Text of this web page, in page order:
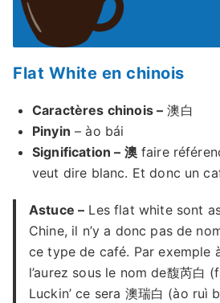
Flat White en chinois
Caractères chinois – 澳白
Pinyin – ào bái
Signification – 澳faire
veut dire blanc. Et donc un
Astuce – Les flat white sont
Chine, il n’y a donc pas de
ce type de café. Par exemple
l’aurez sous le nom de馥芮白
Luckin’ ce sera 澳瑞白 (ào ruì